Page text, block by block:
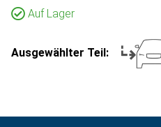
Auf Lager
Ausgewählter Teil: